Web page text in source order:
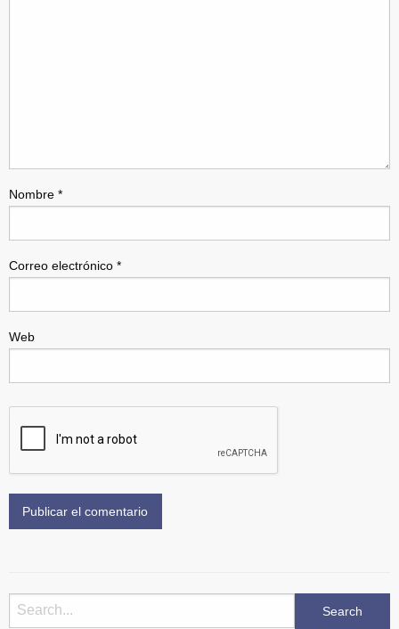
Nombre *
Correo electrónico *
Web